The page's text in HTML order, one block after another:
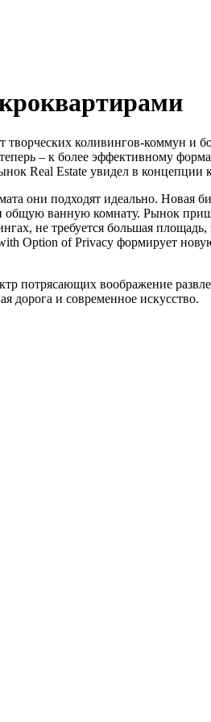
коливингов-коммун и
– к более эффективному
Real Estate увидел в
они подходят идеально. Новая
ванную комнату. Рынок
не требуется большая
Option of Privacy формирует
потрясающих воображение
дорога и современное искусство.